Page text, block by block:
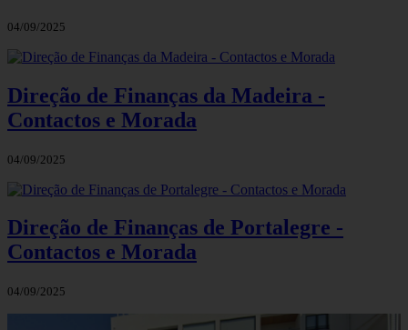
04/09/2025
Direção de Finanças da Madeira -
Contactos e Morada
04/09/2025
Direção de Finanças de Portalegre -
Contactos e Morada
04/09/2025